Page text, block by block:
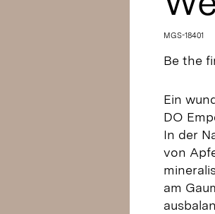
MGS-18401
Be the
Ein
DO
In der
von
am